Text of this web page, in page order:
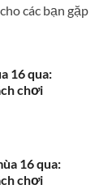
các bạn gặp
16 qua:
chơi
16 qua:
chơi